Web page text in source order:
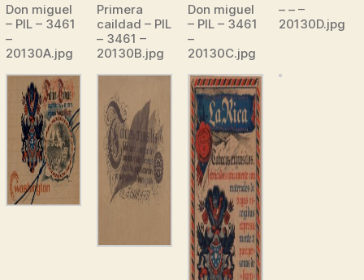
Don miguel
– PIL – 3461
–
20130A.jpg
Primera
caildad – PIL
– 3461 –
20130B.jpg
Don miguel
– PIL – 3461
–
20130C.jpg
– – –
20130D.jpg